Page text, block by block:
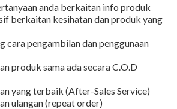
anda berkaitan info produk
berkaitan kesihatan dan produk yang
cara pengambilan dan penggunaan
produk sama ada secara C.O.D
yang terbaik (After-Sales Service)
ulangan (repeat order)